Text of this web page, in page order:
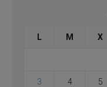
L M X
3 4 5